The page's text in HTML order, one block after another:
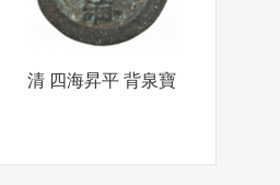
清 四海昇平 背泉寶